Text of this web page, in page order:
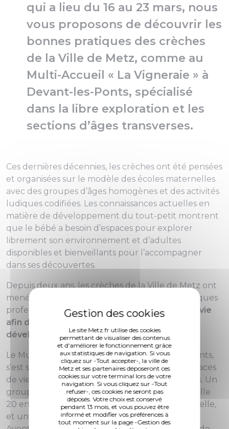
Le site Metz.fr utilise des cookies
permettant de visualiser des contenus
et d'améliorer le fonctionnement grâce
aux statistiques de navigation. Si vous
cliquez sur -Tout accepter-, la ville de
Metz et ses partenaires déposeront ces
cookies sur votre terminal lors de votre
navigation. Si vous cliquez sur -Tout
refuser-, ces cookies ne seront pas
déposés. Votre choix est conservé
pendant 13 mois, et vous pouvez être
informé et modifier vos préférences à
tout moment sur la page -Gestion des
qui a lieu du 16 au 23 mars, nous
vous proposons de découvrir les
bonnes pratiques des crèches
de la Ville de Metz, comme au
Multi-Accueil « La Vigneraie » à
Devant-les-Ponts, spécialisé
dans la libre exploration et les
sections d’âges transverses.
Ces dernières décennies, les crèches ont été pensées
et organisées sur le modèle des écoles maternelles
avec des groupes d’âges homogènes et des activités
ludiques codifiées. Les connaissances actuelles en
matière de développement du tout-petit montrent
que le bébé a besoin d’espaces pour explorer
librement son environnement et d’adultes
disponibles et bienveillants pour l’accompagner
dans ses découvertes.
Depuis deux ans, les crèches de la Ville de Metz ont
mené une réflexion pour faire évoluer les pratiques
professionnellesen repensant les espaces de vie
afin de favoriser l’épanouissement et le
développement harmonieux des enfants.
Le Multi-Accueil « la Vigneraie » à Devant les Ponts,
s’est saisi de ce projet pour réaménager ses espaces
de vie et créer deux groupes d’âges transverses. Un
groupe au rez-de-chaussée, les Raoudis, accueille
20 enfants de 2 mois à l’entrée à l’école maternelle,
et un deuxième groupe de 30 enfants, les